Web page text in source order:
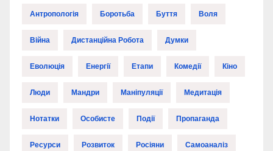
Антропологія Боротьба Буття Воля
Війна Дистанційна Робота Думки
Еволюція Енергії Етапи Комедії Кіно
Люди Мандри Маніпуляції Медитація
Нотатки Особисте Події Пропаганда
Ресурси Розвиток Росіяни Самоаналіз